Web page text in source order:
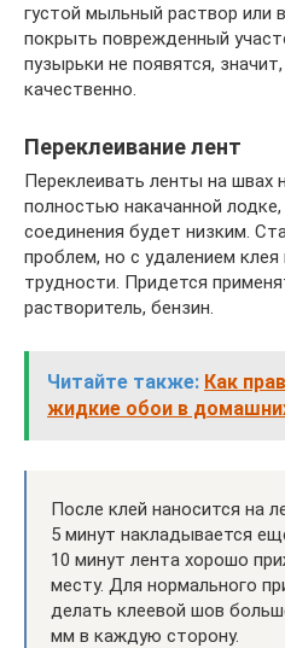
густой мыльный раствор или
покрыть поврежденный
пузырьки не появятся,
качественно.
Переклеивание лент
Переклеивать ленты на швах
полностью накачанной лодке,
соединения будет низким.
проблем, но с удалением клея
трудности. Придется
растворитель, бензин.
Читайте также: Как
жидкие обои в
После клей наносится на
5 минут накладывается
10 минут лента хорошо
месту. Для нормального
делать клеевой шов
мм в каждую сторону.